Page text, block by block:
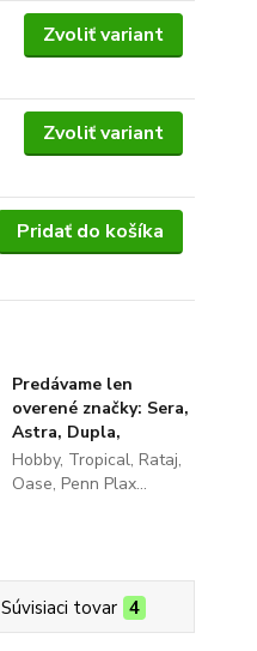
Zvoliť variant
Zvoliť variant
Pridať do košíka
Predávame len
overené značky: Sera,
Astra, Dupla,
Hobby, Tropical, Rataj,
Oase, Penn Plax...
Súvisiaci tovar 4